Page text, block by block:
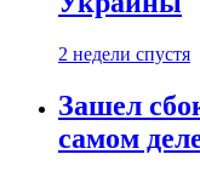
2 недели спустя
Зашел
самом